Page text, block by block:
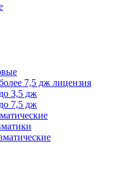
7,5 дж лицензия
3,5 дж
7,5 дж